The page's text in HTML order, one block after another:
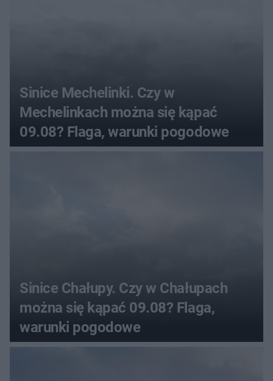
Sinice Mechelinki. Czy w
Mechelinkach można się kąpać
09.08? Flaga, warunki pogodowe
Sinice Chałupy. Czy w Chałupach
można się kąpać 09.08? Flaga,
warunki pogodowe